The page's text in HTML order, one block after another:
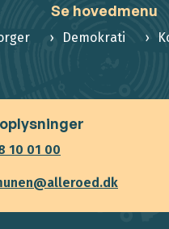
Se hovedmenu
Demokrati
10 01 00